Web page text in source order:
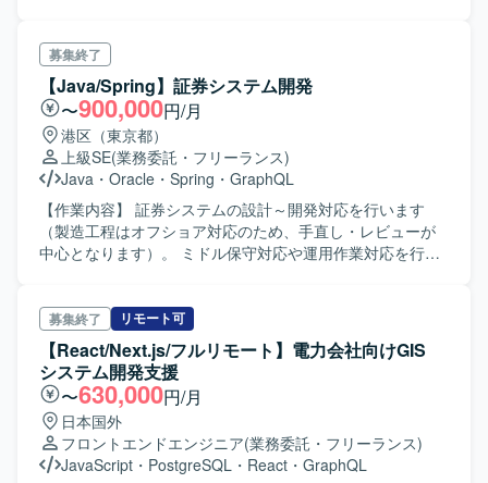
出とプロダクト成長の両面に深く貢献できるポジションで
す。LLMやRAGなど最新の技術スタックに触れながら、内
製ツールや標準化の仕組みづくりを通じてプロダクト全体
のスケールに寄与していただけます。 【開発環境】 フロン
トエンドはReactやNext.js、Chrome Extensionを用いて開
発しております。バックエンドは
TypeScript（Hono/Drizzle）およびPythonを利用し、データ
ベースはPostgreSQLとQdrant（ベクトルDB）を採用して
おります。インフラはAWSとTerraform、CI/CDはGitHub
Actions、監視はDatadogを使用し、AI関連はOpenAIや
AnthropicのAPI等を活用しております。
にご担当いただきます。PM配下でフロントエンドおよびバ
ックエンドメンバーと連携しながら、サービスの品質向上
と機能追加に取り組んでいただきます。リリースから数年
経過したサービスのため、複雑な既存改修や仕様把握を行
いながら、安定稼働と改善を進めていただきます。 【求め
る人物像】 既存システムの複雑な修正に対して主体的にキ
ャッチアップし、自走して課題解決に取り組める方を求め
ております。スタートアップなどスピード感のある環境で
の開発経験があり、AI駆動開発など新しい技術にも前向き
に取り組める方にマッチするポジションです。 【ポジショ
めることができます。オフショア開発メンバーやフリーラ
ンスと協業しながら、技術提案を行いつつ裁量高く開発に
取り組める環境です。AI駆動開発など最新技術を取り入れ
た開発経験を積むことができます。 【開発環境】 Ruby on
RailsおよびGraphQLを中心としたバックエンド開発環境
で、テストツールやCI/CDツールを活用しながら開発を行っ
ております。
募集終了
【Java/Spring】証券システム開発
〜900,000円/月
港区（東京都）
上級SE(業務委託・フリーランス)
Java ・ Oracle ・ Spring ・ GraphQL
【作業内容】 証券システムの設計～開発対応を行います
（製造工程はオフショア対応のため、手直し・レビューが
中心となります）。 ミドル保守対応や運用作業対応を行い
募集終了 リモート可
【React/Next.js/フルリモート】電力会社向けGIS
システム開発支援
〜630,000円/月
日本国外
フロントエンドエンジニア(業務委託・フリーランス)
JavaScript ・ PostgreSQL ・ React ・ GraphQL